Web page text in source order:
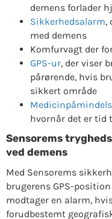
demens forlader
Sikkerhedsalarm,
med demens
Komfurvagt der
GPS-ur, der viser
pårørende, hvis
sikkert område
hvornår det er tid
Sensorems
ved demens
Med Sensorems
brugerens GPS-position
modtager en alarm,
forudbestemt